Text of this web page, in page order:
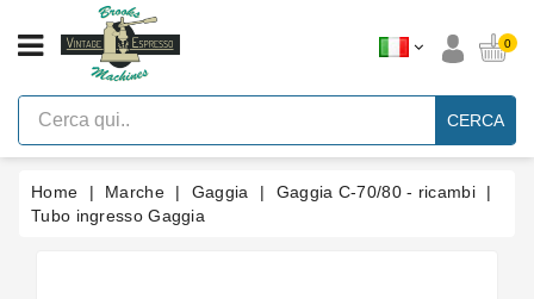
CATEGORIA
Macchine
Per
Caffè
Espresso
Leva
Vintage
0
CERCA
Home Marche Gaggia
Gaggia C-70/80 - ricambi
Tubo ingresso Gaggia